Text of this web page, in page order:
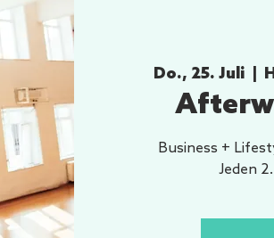
Do., 25. Juli
Business +
Jeden